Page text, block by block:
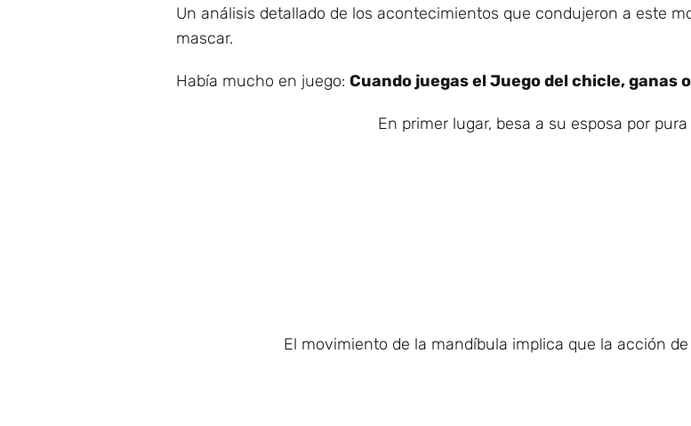
Un análisis detallado de los acontecimientos que condujeron a este
mascar.
Había mucho en juego: Cuando juegas el Juego del chicle, ganas
En primer lugar, besa a su esposa por
El movimiento de la mandíbula implica que la acción